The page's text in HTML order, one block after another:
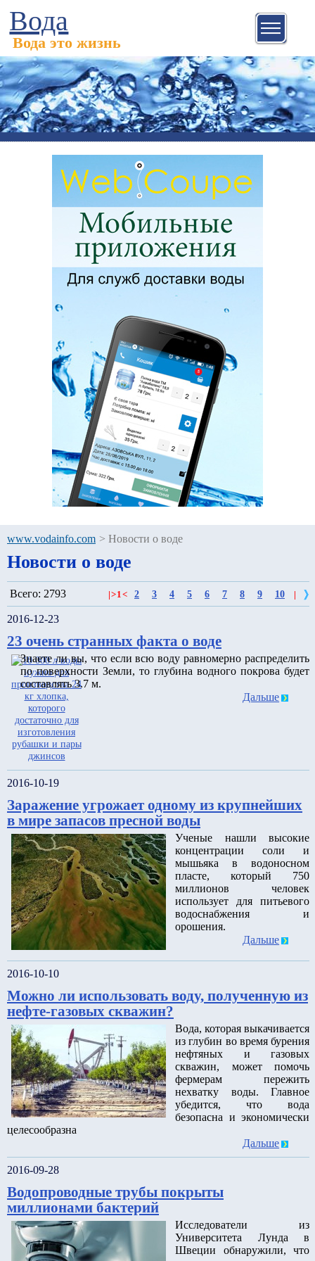
Вода
Вода это жизнь
www.vodainfo.com > Новости о воде
Новости о воде
Всего: 2793 >1< 2 3 4 5 6 7 8 9 10
2016-12-23
23 очень странных факта о воде
Знаете ли вы, что если всю воду равномерно распределить
по поверхности Земли, то глубина водного покрова будет
составлять 3.7 м.
Дальше
2016-10-19
Заражение угрожает одному из крупнейших
в мире запасов пресной воды
Ученые нашли высокие
концентрации соли и
мышьяка в водоносном
пласте, который 750
миллионов человек
использует для питьевого
водоснабжения и
орошения.
Дальше
2016-10-10
Можно ли использовать воду, полученную из
нефте-газовых скважин?
Вода, которая выкачивается
из глубин во время бурения
нефтяных и газовых
скважин, может помочь
фермерам пережить
нехватку воды. Главное
убедится, что вода
безопасна и экономически
целесообразна
Дальше
2016-09-28
Водопроводные трубы покрыты
миллионами бактерий
Исследователи из
Университета Лунда в
Швеции обнаружили, что